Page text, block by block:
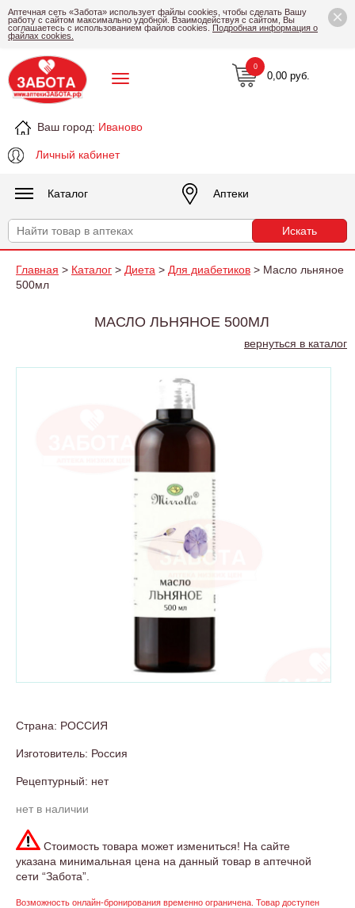
×
Аптечная сеть «Забота» использует файлы cookies, чтобы сделать Вашу
работу с сайтом максимально удобной. Взаимодействуя с сайтом, Вы
соглашаетесь с использованием файлов cookies. Подробная информация о
файлах cookies.
Ваш город: Иваново
Личный кабинет
0,00 руб.
0
Каталог Аптеки
Главная > Каталог > Диета > Для диабетиков > Масло льняное
500мл
МАСЛО ЛЬНЯНОЕ 500МЛ
вернуться в каталог
Страна: РОССИЯ
Изготовитель: Россия
Рецептурный: нет
нет в наличии
Стоимость товара может измениться! На сайте
указана минимальная цена на данный товар в аптечной
сети “Забота”.
Возможность онлайн-бронирования временно ограничена. Товар доступен